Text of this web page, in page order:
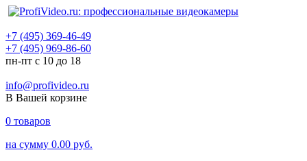
+7 (495) 369-46-49
+7 (495) 969-86-60
пн-пт с 10 до 18
info@profivideo.ru
В Вашей корзине
0 товаров
на сумму 0.00 руб.